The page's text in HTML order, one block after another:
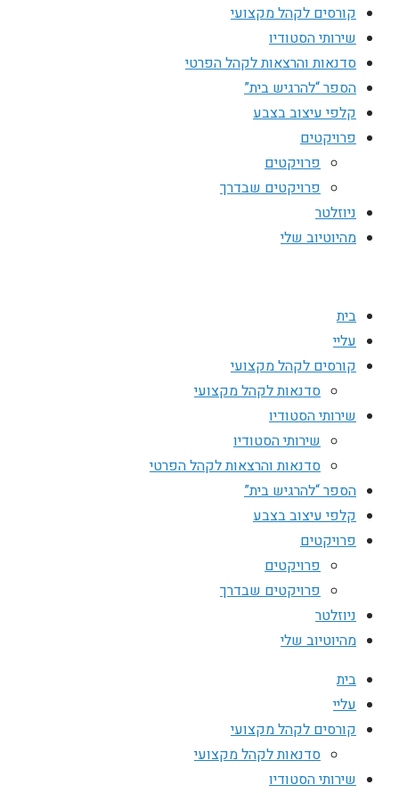
קורסים לקהל מקצועי
שירותי הסטודיו
סדנאות והרצאות לקהל הפרטי
הספר “להרגיש בית”
קלפי עיצוב בצבע
פרויקטים
פרויקטים
פרויקטים שבדרך
ניוזלטר
מהיוטיוב שלי
בית
עליי
קורסים לקהל מקצועי
סדנאות לקהל מקצועי
שירותי הסטודיו
שירותי הסטודיו
סדנאות והרצאות לקהל הפרטי
הספר “להרגיש בית”
קלפי עיצוב בצבע
פרויקטים
פרויקטים
פרויקטים שבדרך
ניוזלטר
מהיוטיוב שלי
בית
עליי
קורסים לקהל מקצועי
סדנאות לקהל מקצועי
שירותי הסטודיו